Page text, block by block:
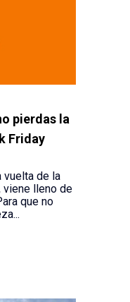
pierdas la
Friday
vuelta de la
viene lleno de
que no